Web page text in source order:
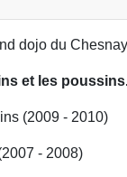
dojo du
et les
(2009 - 2010)
- 2008)